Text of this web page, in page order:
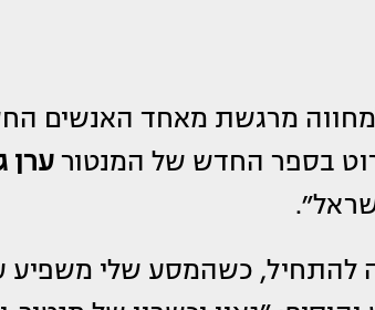
מרגשת מאחד האנשים
בספר החדש של המנטורערן
להתחיל, כשהמסע שלי